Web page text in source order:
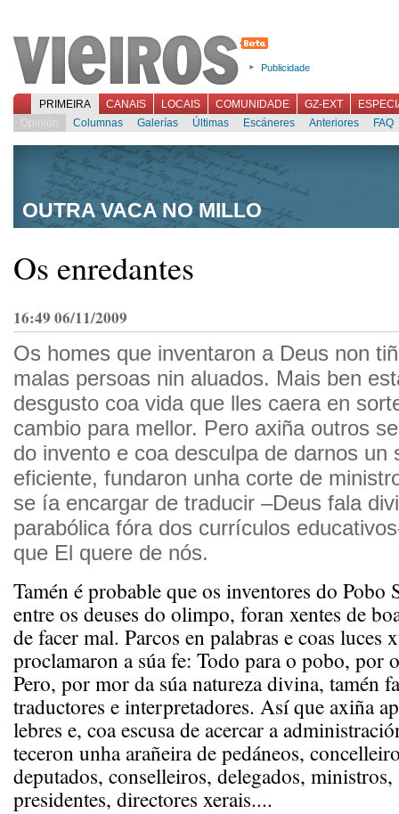
Publicidade
PRIMEIRA CANAIS LOCAIS COMUNIDADE GZ-EXT
Opinión
Columnas Galerías Últimas Escáneres Anteriores FAQ
OUTRA VACA NO MILLO
Os enredantes
16:49 06/11/2009
Os homes que inventaron a Deus non
malas persoas nin aluados. Mais ben
desgusto coa vida que lles caera en
cambio para mellor. Pero axiña outros
do invento e coa desculpa de darnos un
eficiente, fundaron unha corte de
se ía encargar de traducir –Deus fala
parabólica fóra dos currículos
que El quere de nós.
Tamén é probable que os inventores do Pobo
entre os deuses do olimpo, foran xentes de
de facer mal. Parcos en palabras e coas luces
proclamaron a súa fe: Todo para o pobo, por
Pero, por mor da súa natureza divina, tamén
traductores e interpretadores. Así que axiña
lebres e, coa escusa de acercar a
teceron unha arañeira de pedáneos,
deputados, conselleiros, delegados, ministros,
presidentes, directores xerais....